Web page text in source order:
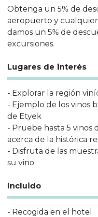
Obtenga un 5% de
aeropuerto y
damos un 5% de
excursiones.
Lugares de interés
- Explorar la región
- Ejemplo de los vinos
de Etyek
- Pruebe hasta 5 vinos
acerca de la histórica
- Disfruta de las
su vino
Incluido
- Recogida en el hotel